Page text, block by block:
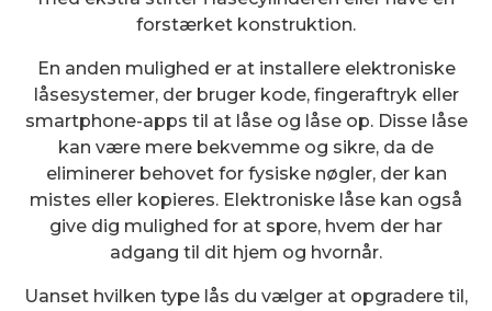
forstærket konstruktion.
En anden mulighed er at installere elektroniske
låsesystemer, der bruger kode, fingeraftryk eller
smartphone-apps til at låse og låse op. Disse låse
kan være mere bekvemme og sikre, da de
eliminerer behovet for fysiske nøgler, der kan
mistes eller kopieres. Elektroniske låse kan også
give dig mulighed for at spore, hvem der har
adgang til dit hjem og hvornår.
Uanset hvilken type lås du vælger at opgradere til,